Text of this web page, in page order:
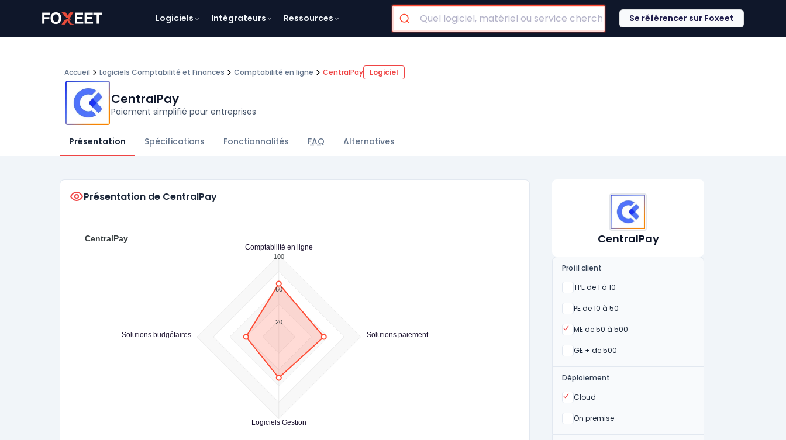
Logiciels Intégrateurs Ressources Se référencer sur Foxeet
Accueil Logiciels Comptabilité et Finances Comptabilité en ligne CentralPay Logiciel
CentralPay
Paiement simplifié pour entreprises
Présentation Spécifications Fonctionnalités FAQ Alternatives
CentralPay
Profil client
TPE de 1 à 10
Oui
PE de 10 à 50
Oui
ME de 50 à 500
Oui
GE + de 500
Oui
Déploiement
Cloud
Oui
On premise
Oui
Présentation de CentralPay
Comptabilité en ligne
Solutions paiement
Logiciels Gestion
Solutions budgétaires
100
60
20
CentralPay